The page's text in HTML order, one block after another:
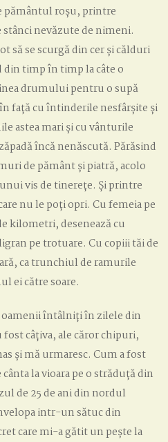
pământul roșu, printre
nevăzute de nimeni.
să se scurgă din cer și călduri
din timp în timp la câte o
drumului pentru o supă
în față cu întinderile nesfârșite și
astea mari și cu vânturile
încă nenăscută. Părăsind
de pământ și piatră, acolo
vis de tinerețe. Și printre
nu le poți opri. Cu femeia pe
kilometri, desenează cu
pe trotuare. Cu copiii tăi de
ca trunchiul de ramurile
ei către soare.
oamenii întâlniți în zilele din
câțiva, ale căror chipuri,
și mă urmaresc. Cum a fost
la vioara pe o străduță din
de 25 de ani din nordul
intr-un sătuc din
care mi-a gătit un pește la